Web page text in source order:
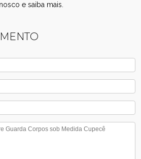
e saiba mais.